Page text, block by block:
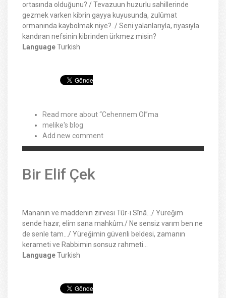
ortasında olduğunu? / Tevazuun huzurlu sahillerinde
gezmek varken kibrin gayya kuyusunda, zulûmat
ormanında kaybolmak niye?../ Seni yalanlarıyla, riyasıyla
kandıran nefsinin kibrinden ürkmez misin?
LanguageTurkish
Read more about “Cehennem Ol”ma
melike's blog
Add new comment
Bir Elif Çek
Mananın ve maddenin zirvesi Tûr-i Sînâ…/ Yüreğim
sende hazır, elim sana mahkûm./ Ne sensiz varım ben ne
de senle tam…/ Yüreğimin güvenli beldesi, zamanın
kerameti ve Rabbimin sonsuz rahmeti…
LanguageTurkish